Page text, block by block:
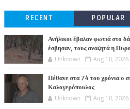
RECENT POPULAR
Ανήλικοι έβαλαν φωτιά στο
έσβησαν, τους αναζητά η
Unknown Aug 10, 2026
Πέθανε στα 74 του χρόνια ο
Καλογερόπουλος
Unknown Aug 10, 2026